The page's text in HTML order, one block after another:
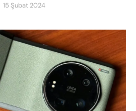
15 Şubat 2024